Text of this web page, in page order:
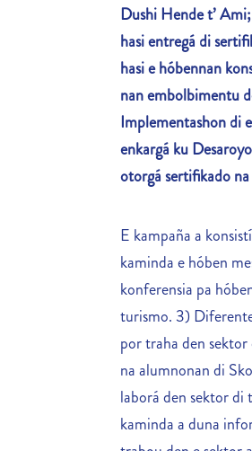
Dushi Hende t’
hasi entregá di
hasi e hóbennan
nan embolbimentu
Implementashon di
enkargá ku
otorgá sertifikado
E kampaña a
kaminda e hóben
konferensia pa
turismo. 3)
por traha den
na alumnonan di
laborá den sektor
kaminda a duna